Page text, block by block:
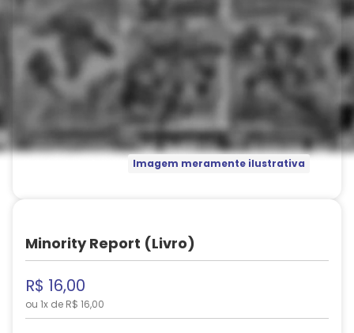
Imagem meramente ilustrativa
Minority Report (Livro)
R$ 16,00
ou 1x de R$ 16,00